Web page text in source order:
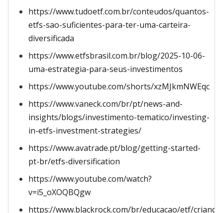
https://www.tudoetf.com.br/conteudos/quantos-
etfs-sao-suficientes-para-ter-uma-carteira-
diversificada
https://www.etfsbrasil.com.br/blog/2025-10-06-
uma-estrategia-para-seus-investimentos
https://www.youtube.com/shorts/xzMJkmNWEqc
https://www.vaneck.com/br/pt/news-and-
insights/blogs/investimento-tematico/investing-
in-etfs-investment-strategies/
https://www.avatrade.pt/blog/getting-started-
pt-br/etfs-diversification
https://www.youtube.com/watch?
v=i5_oXOQBQgw
https://www.blackrock.com/br/educacao/etf/